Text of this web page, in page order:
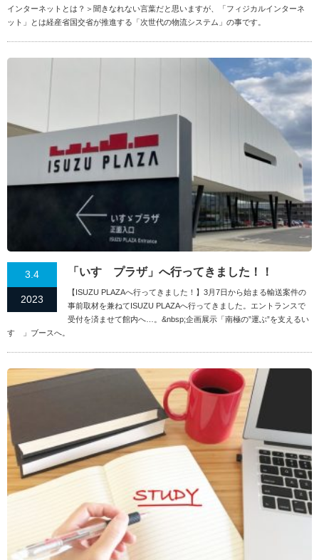
インターネットとは？＞聞きなれない言葉だと思いますが、「フィジカルインターネ
ット」とは経産省国交省が推進する「次世代の物流システム」の事です。
3.4
2023
「いすゞプラザ」へ行ってきました！！
【ISUZU PLAZAへ行ってきました！】3月7日から始まる輸送案件の
事前取材を兼ねてISUZU PLAZAへ行ってきました。エントランスで
受付を済ませて館内へ…。&nbsp;企画展示「南極の”運ぶ”を支えるい
すゞ」ブースへ。